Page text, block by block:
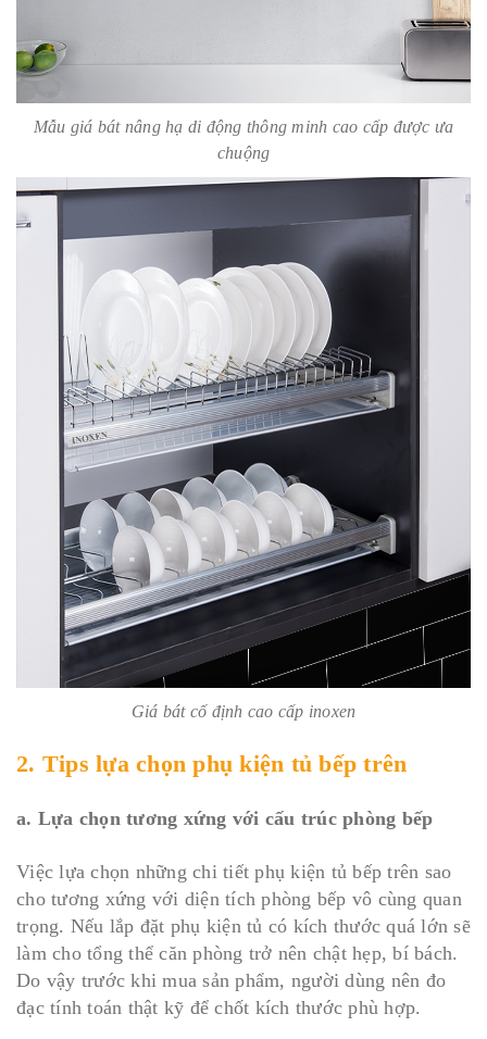
Mẫu giá bát nâng hạ di động thông minh cao cấp được ưa
chuộng
Giá bát cố định cao cấp inoxen
2. Tips lựa chọn phụ kiện tủ bếp trên
a. Lựa chọn tương xứng với cấu trúc phòng bếp
Việc lựa chọn những chi tiết phụ kiện tủ bếp trên sao
cho tương xứng với diện tích phòng bếp vô cùng quan
trọng. Nếu lắp đặt phụ kiện tủ có kích thước quá lớn sẽ
làm cho tổng thể căn phòng trở nên chật hẹp, bí bách.
Do vậy trước khi mua sản phẩm, người dùng nên đo
đạc tính toán thật kỹ để chốt kích thước phù hợp.